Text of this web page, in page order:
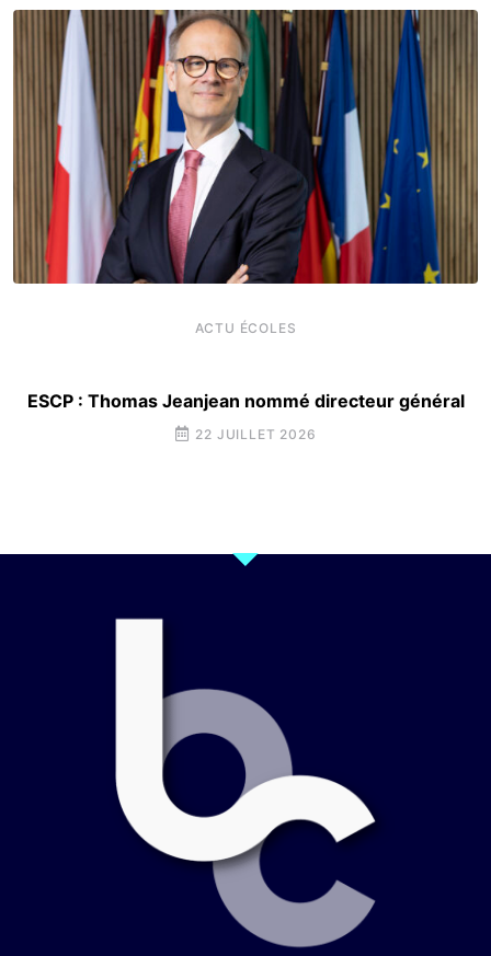
ACTU ÉCOLES
ESCP : Thomas Jeanjean nommé directeur général
22 JUILLET 2026